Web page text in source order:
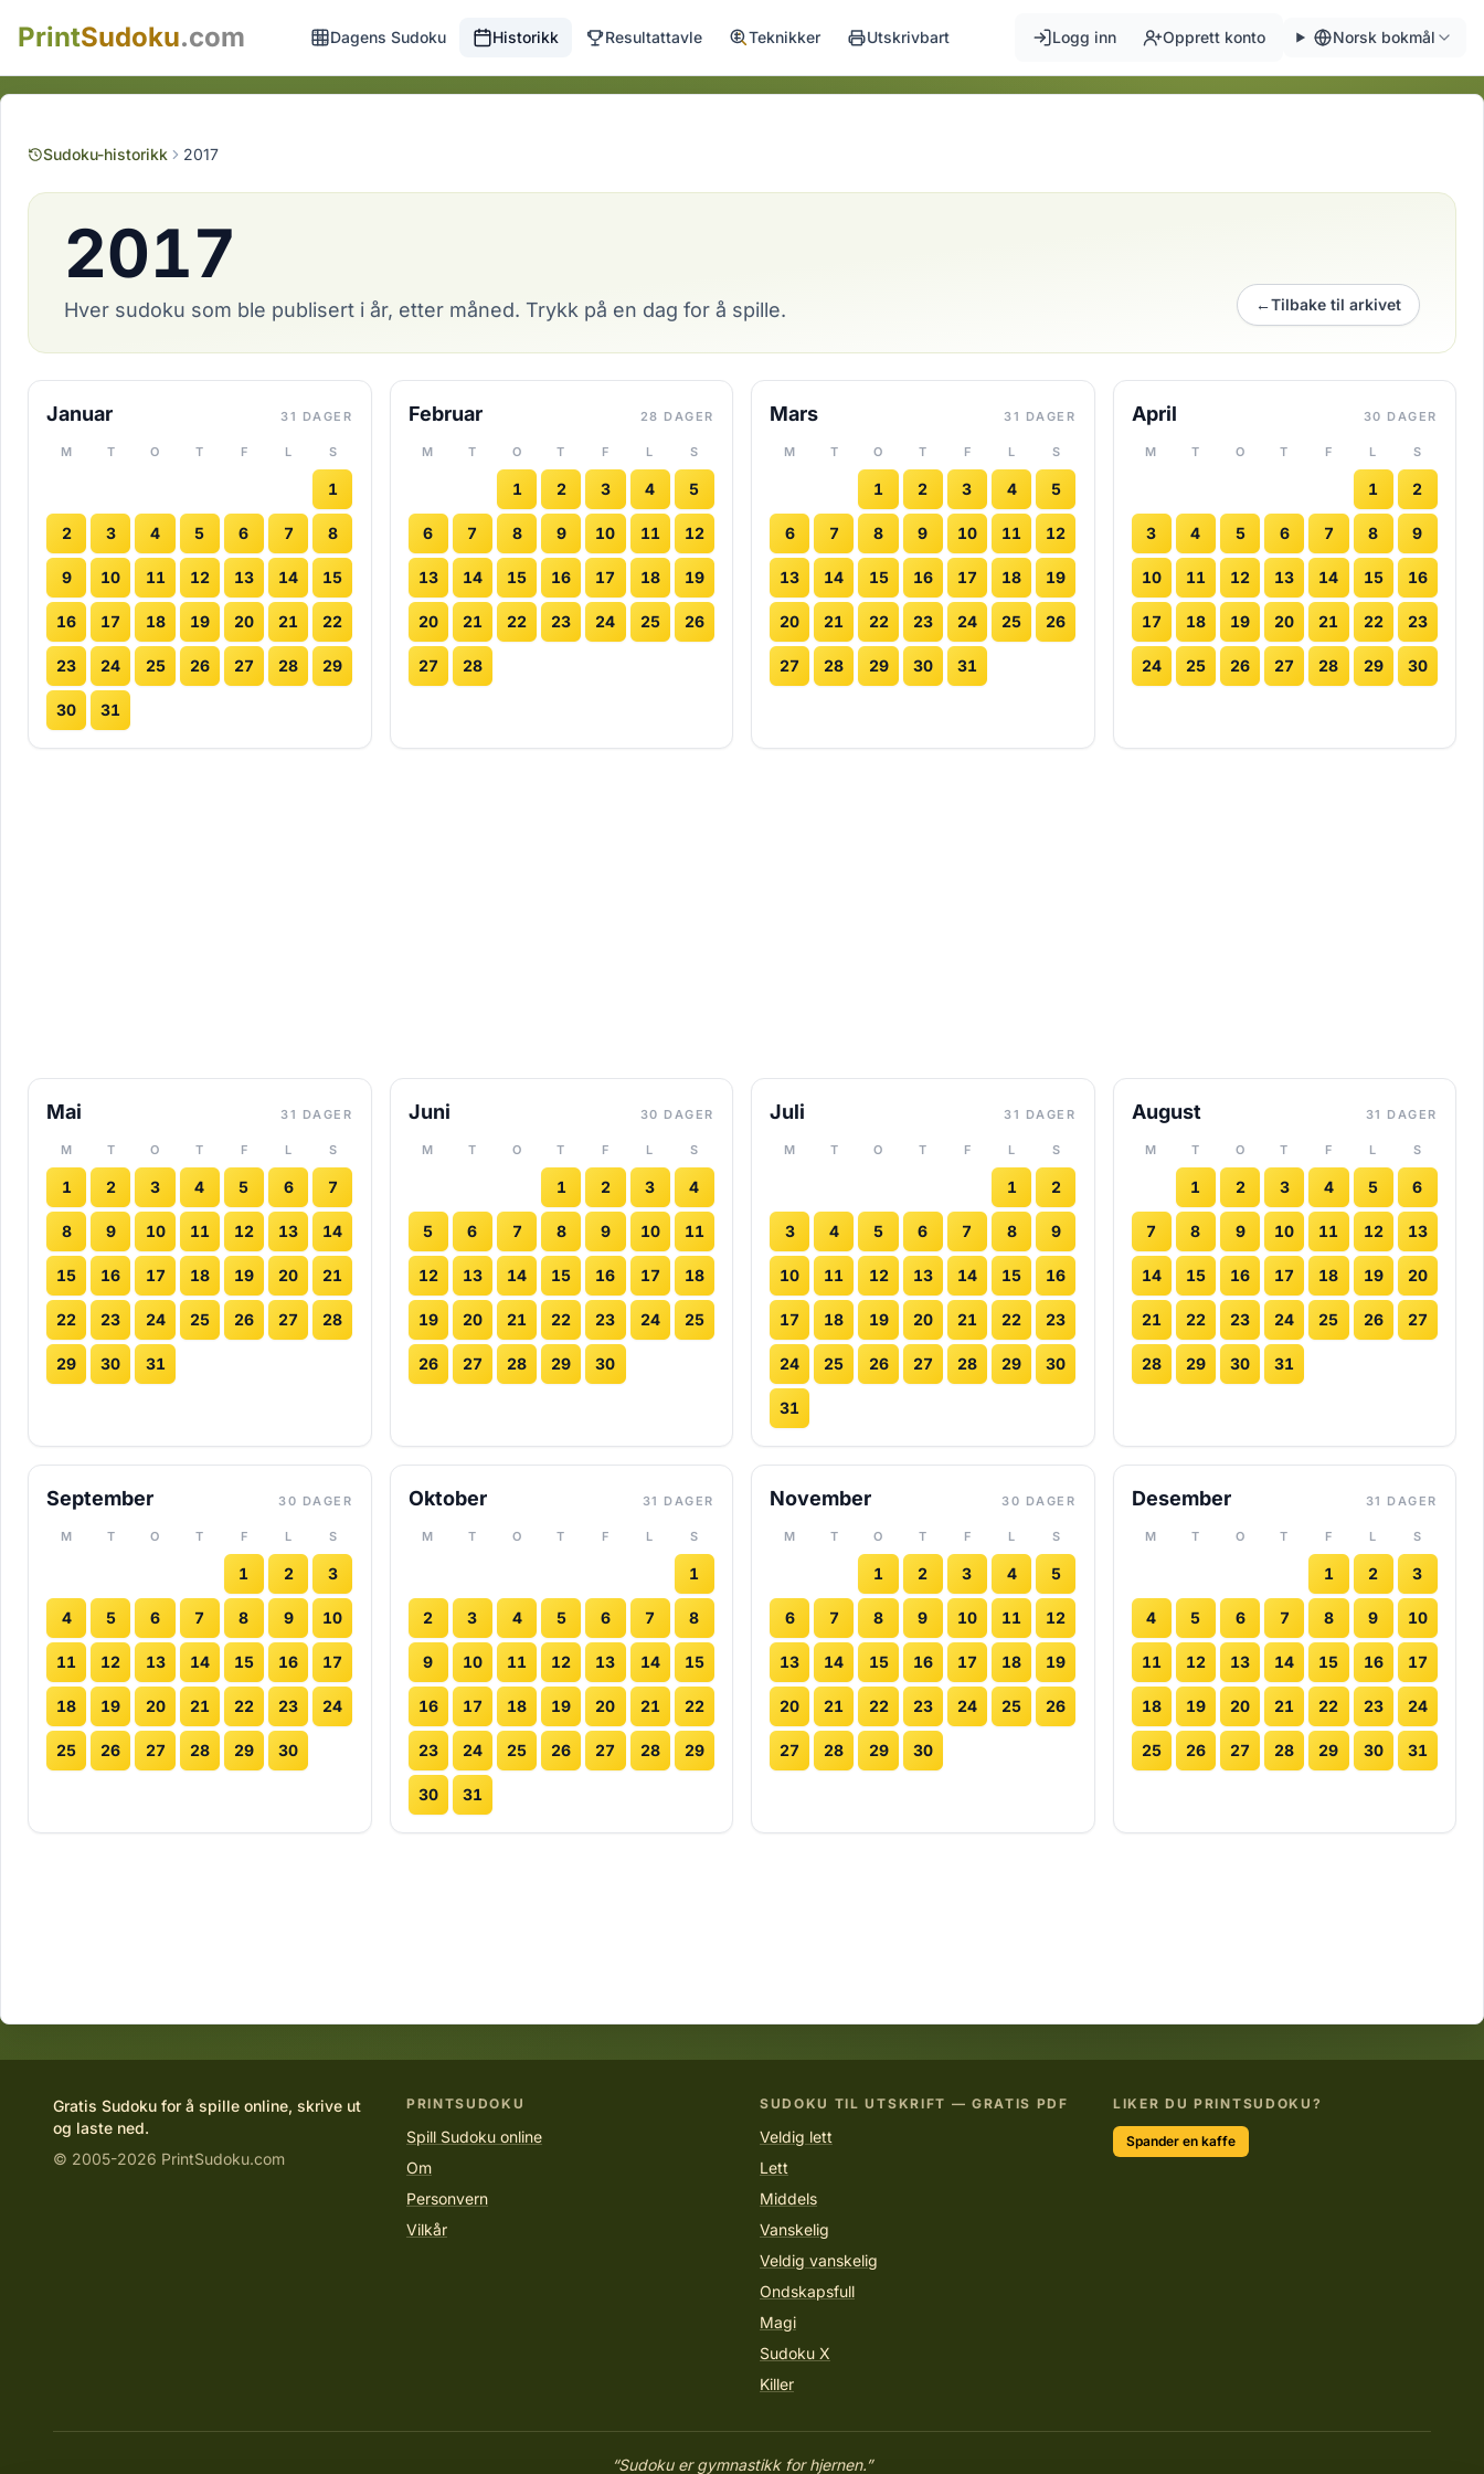
PrintSudoku.com Dagens Sudoku Historikk Resultattavle Teknikker Utskrivbart Logg inn Opprett konto Norsk bokmål
Sudoku-historikk 2017
2017
Hver sudoku som ble publisert i år, etter måned. Trykk på en dag for å spille. ←Tilbake til arkivet
Januar 31 DAGER
M T O T F L S
1
2 3 4 5 6 7 8
9 10 11 12 13 14 15
16 17 18 19 20 21 22
23 24 25 26 27 28 29
30 31
Februar 28 DAGER
M T O T F L S
1 2 3 4 5
6 7 8 9 10 11 12
13 14 15 16 17 18 19
20 21 22 23 24 25 26
27 28
Mars 31 DAGER
M T O T F L S
1 2 3 4 5
6 7 8 9 10 11 12
13 14 15 16 17 18 19
20 21 22 23 24 25 26
27 28 29 30 31
April 30 DAGER
M T O T F L S
1 2
3 4 5 6 7 8 9
10 11 12 13 14 15 16
17 18 19 20 21 22 23
24 25 26 27 28 29 30
Mai 31 DAGER
M T O T F L S
1 2 3 4 5 6 7
8 9 10 11 12 13 14
15 16 17 18 19 20 21
22 23 24 25 26 27 28
29 30 31
Juni 30 DAGER
M T O T F L S
1 2 3 4
5 6 7 8 9 10 11
12 13 14 15 16 17 18
19 20 21 22 23 24 25
26 27 28 29 30
Juli 31 DAGER
M T O T F L S
1 2
3 4 5 6 7 8 9
10 11 12 13 14 15 16
17 18 19 20 21 22 23
24 25 26 27 28 29 30
31
August 31 DAGER
M T O T F L S
1 2 3 4 5 6
7 8 9 10 11 12 13
14 15 16 17 18 19 20
21 22 23 24 25 26 27
28 29 30 31
September 30 DAGER
M T O T F L S
1 2 3
4 5 6 7 8 9 10
11 12 13 14 15 16 17
18 19 20 21 22 23 24
25 26 27 28 29 30
Oktober 31 DAGER
M T O T F L S
1
2 3 4 5 6 7 8
9 10 11 12 13 14 15
16 17 18 19 20 21 22
23 24 25 26 27 28 29
30 31
November 30 DAGER
M T O T F L S
1 2 3 4 5
6 7 8 9 10 11 12
13 14 15 16 17 18 19
20 21 22 23 24 25 26
27 28 29 30
Desember 31 DAGER
M T O T F L S
1 2 3
4 5 6 7 8 9 10
11 12 13 14 15 16 17
18 19 20 21 22 23 24
25 26 27 28 29 30 31
Gratis Sudoku for å spille online, skrive ut
og laste ned.
© 2005-2026 PrintSudoku.com
PRINTSUDOKU
Spill Sudoku online
Om
Personvern
Vilkår
SUDOKU TIL UTSKRIFT — GRATIS PDF
Veldig lett
Lett
Middels
Vanskelig
Veldig vanskelig
Ondskapsfull
Magi
Sudoku X
Killer
LIKER DU PRINTSUDOKU?
Spander en kaffe
“Sudoku er gymnastikk for hjernen.”